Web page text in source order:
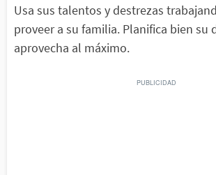
Usa sus talentos y destrezas
proveer a su familia. Planifica bien su
aprovecha al máximo.